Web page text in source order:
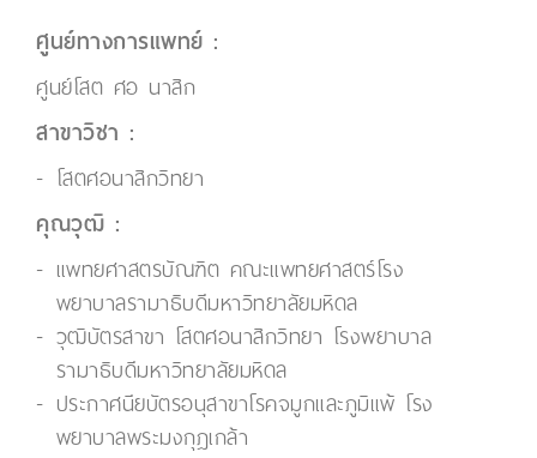
ศูนย์ทางการแพทย์ :
ศูนย์โสต ศอ นาสิก
สาขาวิชา :
โสตศอนาสิกวิทยา
คุณวุฒิ :
แพทยศาสตรบัณฑิต คณะแพทยศาสตร์โรง
พยาบาลรามาธิบดีมหาวิทยาลัยมหิดล
วุฒิบัตรสาขา โสตศอนาสิกวิทยา โรงพยาบาล
รามาธิบดีมหาวิทยาลัยมหิดล
ประกาศนียบัตรอนุสาขาโรคจมูกและภูมิแพ้ โรง
พยาบาลพระมงกุฎเกล้า